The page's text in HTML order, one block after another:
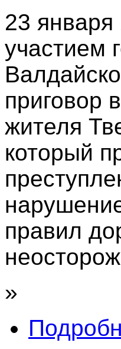
23
участием
приговор
жителя
который
правил
»